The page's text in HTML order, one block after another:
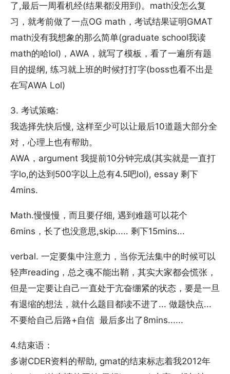
了,最后一周看机经(结果都没用到)。math没怎么复
习，就考前做了一点OG math，考试结果证明GMAT
math没有我想象的那么简单(graduate school我读
math的哈lol)，AWA，就写了模板，看了一遍所有题
目的提纲, 练习就上班的时候打打字(boss也看不出是
在写AWA Lol)
3. 考试策略:
我选择先快后慢, 这样至少可以让最后10道题大部分全
对，心理上也有帮助。
AWA，argument 我提前10分钟完成(其实就是一直打
字lo,的达到500字以上总有4.5吧lol), essay 剩下
4mins.
Math.慢慢慢，而且要仔细, 遇到难题可以花个
6mins，长了也没意思,skip..... 剩下15mins...
verbal. 一定要集中注意力，当你无法集中的时候可以
轻声reading，总之魂不能出鞘，其实大家都会慌张，
但是一定要让自己一直处于亢奋绷紧的状态，要是一旦
有退缩的想法，就什么题目都读不进了... 做题快点...
不要给自己后路+自信 最后多出了8mins......
4.结束语：
多谢CDER资料的帮助, gmat的结束标志着我2012年